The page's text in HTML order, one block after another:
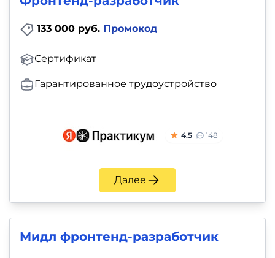
133 000 руб. Промокод
Сертификат
Гарантированное трудоустройство
4.5 148
Далее
Мидл фронтенд-разработчик